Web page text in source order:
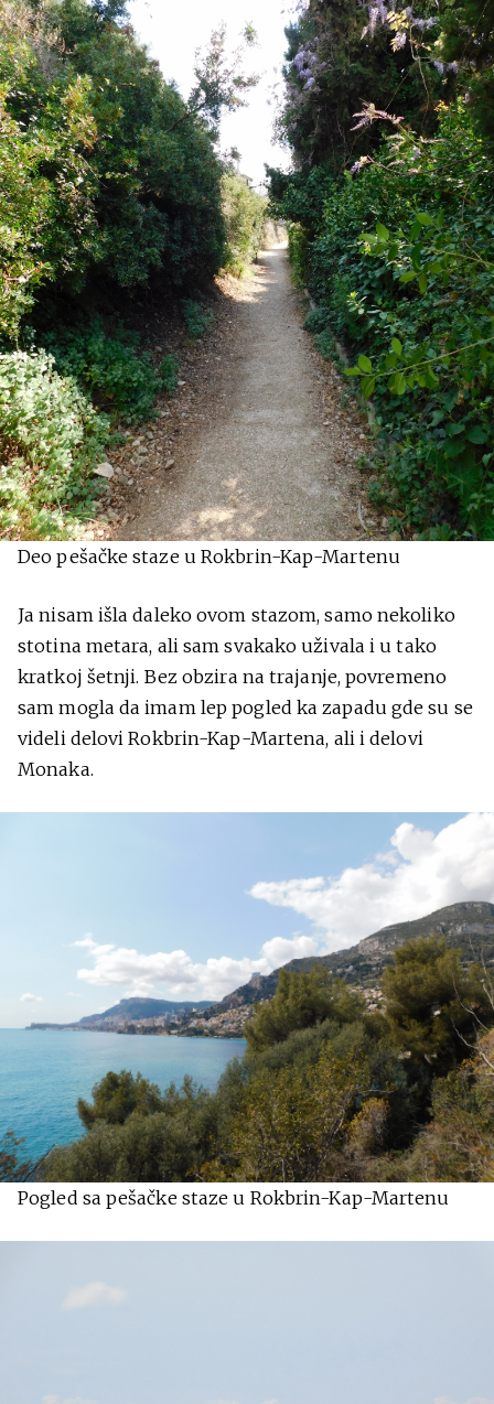
Deo pešačke staze u Rokbrin-Kap-Martenu
Ja nisam išla daleko ovom stazom, samo nekoliko
stotina metara, ali sam svakako uživala i u tako
kratkoj šetnji. Bez obzira na trajanje, povremeno
sam mogla da imam lep pogled ka zapadu gde su se
videli delovi Rokbrin-Kap-Martena, ali i delovi
Monaka.
Pogled sa pešačke staze u Rokbrin-Kap-Martenu